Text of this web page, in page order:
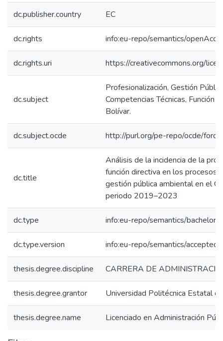
dc.publisher.country EC
dc.rights info:eu-repo/semantics/
dc.rights.uri https://creativecommons.org/
dc.subject
Profesionalización, Gestión
Competencias Técnicas, Función
Bolívar.
dc.subject.ocde http://purl.org/pe-repo/ocde/
dc.title
Análisis de la incidencia de la
función directiva en los procesos
gestión pública ambiental en el
periodo 2019–2023
dc.type info:eu-repo/semantics/
dc.type.version info:eu-repo/semantics/
thesis.degree.discipline CARRERA DE
thesis.degree.grantor Universidad Politécnica Estatal
thesis.degree.name Licenciado en Administración